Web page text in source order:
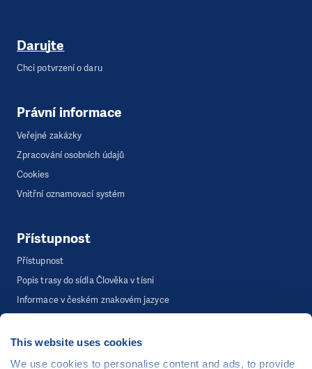
This website uses cookies
We use cookies to personalise content and ads, to provide
Darujte
Chci potvrzení o daru
Právní informace
Veřejné zakázky
Zpracování osobních údajů
Cookies
Vnitřní oznamovací systém
Přístupnost
Přístupnost
Popis trasy do sídla Člověka v tísni
Informace v českém znakovém jazyce